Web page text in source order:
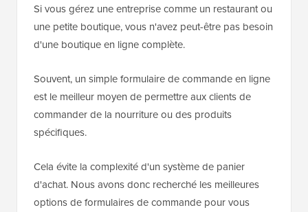
Si vous gérez une entreprise comme un restaurant ou
une petite boutique, vous n'avez peut-être pas besoin
d'une boutique en ligne complète.
Souvent, un simple formulaire de commande en ligne
est le meilleur moyen de permettre aux clients de
commander de la nourriture ou des produits
spécifiques.
Cela évite la complexité d'un système de panier
d'achat. Nous avons donc recherché les meilleures
options de formulaires de commande pour vous